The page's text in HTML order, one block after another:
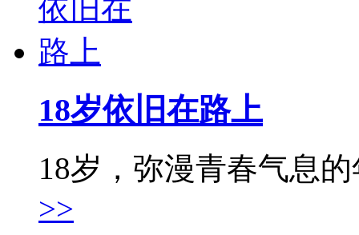
18岁依旧在路上
18岁，弥漫青春气息
>>